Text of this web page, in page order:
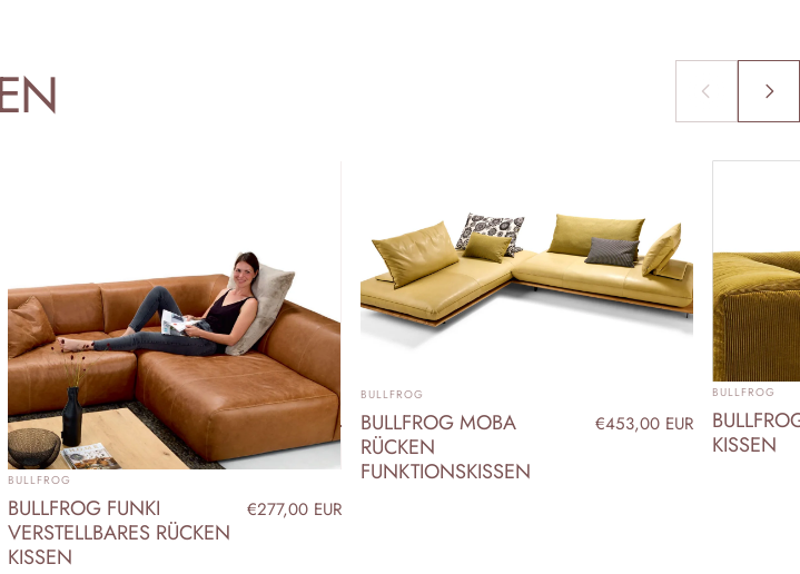
ANBIETER:
BULLFROG
BULLFROG FUNKI
VERSTELLBARES RÜCKEN
KISSEN
€277,00 EUR
ANBIETER:
BULLFROG
BULLFROG MOBA
RÜCKEN
FUNKTIONSKISSEN
€453,00 EUR
ANBIETER:
BULLFROG
KISSEN